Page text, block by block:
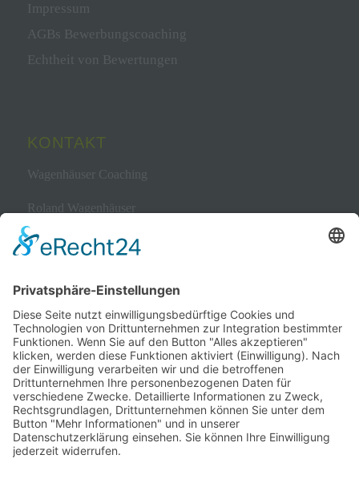
Impressum
AGBs Bewerbungscoaching
Echtheit von Bewertungen
KONTAKT
Wagenhäuser Coaching
Roland Wagenhäuser
Bewerbungscoach & Kommunikationstrainer
Eichendorffstr. 7 | 45525 Hattingen
mail@wagenhaeuser-coaching.de
BEKANNT AUS
WZ